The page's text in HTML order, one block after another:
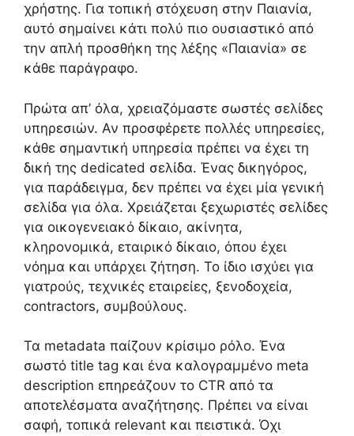
χρήστης. Για τοπική στόχευση στην Παιανία,
αυτό σημαίνει κάτι πολύ πιο ουσιαστικό από
την απλή προσθήκη της λέξης «Παιανία» σε
κάθε παράγραφο.
Πρώτα απ’ όλα, χρειαζόμαστε σωστές σελίδες
υπηρεσιών. Αν προσφέρετε πολλές υπηρεσίες,
κάθε σημαντική υπηρεσία πρέπει να έχει τη
δική της dedicated σελίδα. Ένας δικηγόρος,
για παράδειγμα, δεν πρέπει να έχει μία γενική
σελίδα για όλα. Χρειάζεται ξεχωριστές σελίδες
για οικογενειακό δίκαιο, ακίνητα,
κληρονομικά, εταιρικό δίκαιο, όπου έχει
νόημα και υπάρχει ζήτηση. Το ίδιο ισχύει για
γιατρούς, τεχνικές εταιρείες, ξενοδοχεία,
contractors, συμβούλους.
Τα metadata παίζουν κρίσιμο ρόλο. Ένα
σωστό title tag και ένα καλογραμμένο meta
description επηρεάζουν το CTR από τα
αποτελέσματα αναζήτησης. Πρέπει να είναι
σαφή, τοπικά relevant και πειστικά. Όχι